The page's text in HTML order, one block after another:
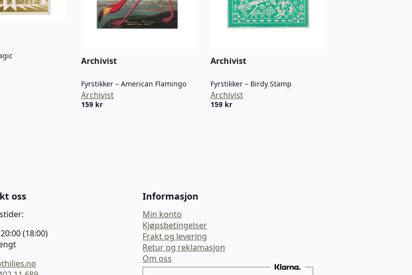
Archivist
Fyrstikker – American Flamingo
Archivist
159 kr
Archivist
Fyrstikker – Birdy Stamp
Archivist
159 kr
oss
(18:00)
Informasjon
Min konto
Kjøpsbetingelser
Frakt og levering
Retur og reklamasjon
Om oss